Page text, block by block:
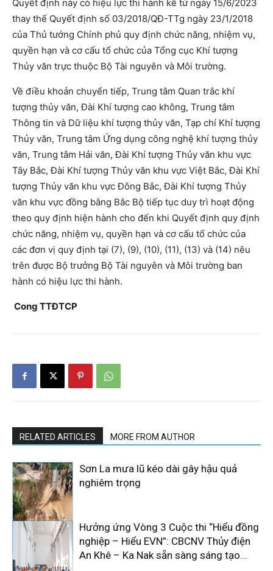
Quyết định này có hiệu lực thi hành kể từ ngày 15/6/2023
thay thế Quyết định số 03/2018/QĐ-TTg ngày 23/1/2018
của Thủ tướng Chính phủ quy định chức năng, nhiệm vụ,
quyền hạn và cơ cấu tổ chức của Tổng cục Khí tượng
Thủy văn trực thuộc Bộ Tài nguyên và Môi trường.
Về điều khoản chuyển tiếp, Trung tâm Quan trắc khí
tượng thủy văn, Đài Khí tượng cao không, Trung tâm
Thông tin và Dữ liệu khí tượng thủy văn, Tạp chí Khí tượng
Thủy văn, Trung tâm Ứng dụng công nghệ khí tượng thủy
văn, Trung tâm Hải văn, Đài Khí tượng Thủy văn khu vực
Tây Bắc, Đài Khí tượng Thủy văn khu vực Việt Bắc, Đài Khí
tượng Thủy văn khu vực Đông Bắc, Đài Khí tượng Thủy
văn khu vực đồng bằng Bắc Bộ tiếp tục duy trì hoạt động
theo quy định hiện hành cho đến khi Quyết định quy định
chức năng, nhiệm vụ, quyền hạn và cơ cấu tổ chức của
các đơn vị quy định tại (7), (9), (10), (11), (13) và (14) nêu
trên được Bộ trưởng Bộ Tài nguyên và Môi trường ban
hành có hiệu lực thi hành.
Cong TTĐTCP
RELATED ARTICLES MORE FROM AUTHOR
Sơn La mưa lũ kéo dài gây hậu quả
nghiêm trọng
Hưởng ứng Vòng 3 Cuộc thi “Hiểu đồng
nghiệp – Hiểu EVN”: CBCNV Thủy điện
An Khê – Ka Nak sẵn sàng sáng tạo...